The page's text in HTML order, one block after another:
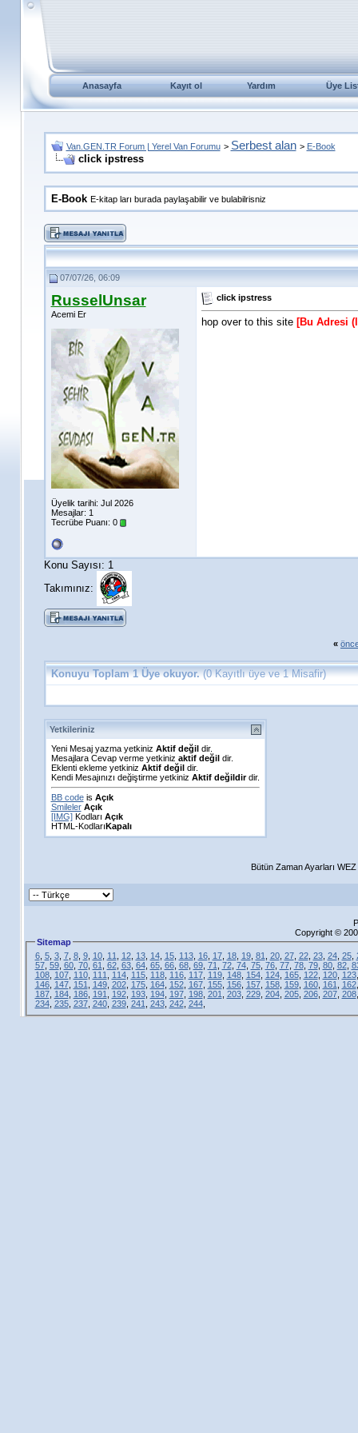
Anasayfa Kayıt ol Yardım Üye
Van.GEN.TR Forum | Yerel Van Forumu > Serbest alan > E-Book
click ipstress
E-Book E-kitap ları burada paylaşabilir ve bulabilrisniz
07/07/26, 06:09
RusselUnsar
Acemi Er
Üyelik tarihi: Jul 2026
Mesajlar: 1
Tecrübe Puanı: 0
click ipstress
hop over to this site [Bu Adresi
Konu Sayısı: 1
Takımınız:
«
Konuyu Toplam 1 Üye okuyor.(0 Kayıtlı üye ve 1 Misafir)
Yetkileriniz
Yeni Mesaj yazma yetkiniz Aktif değildir.
Mesajlara Cevap verme yetkiniz aktif değildir.
Eklenti ekleme yetkiniz Aktif değildir.
Kendi Mesajınızı değiştirme yetkiniz Aktif değildirdir.
BB codeis Açık
Smileler Açık
[IMG]Kodları Açık
HTML-KodlarıKapalı
Bütün Zaman Ayarları
Copyright ©
Sitemap
6, 5, 3, 7, 8, 9, 10, 11 12, 13, 14, 15, 113, 16, 17, 18, 19, 81 20, 27, 22, 23, 24, 25,
57, 59, 60, 70, 61 62, 63, 64, 65, 66, 68, 69, 71 72, 74, 75, 76, 77, 78, 79, 80, 82,
108, 107, 110, 111 114, 115, 118, 116, 117, 119, 148, 154, 124, 165, 122, 120, 123
146, 147, 151 149, 202, 175, 164, 152, 167, 155, 156, 157, 158, 159, 160, 161 162
187, 184, 186, 191 192, 193, 194, 197, 198, 201 203, 229, 204, 205, 206, 207, 208
234, 235, 237, 240, 239, 241 243, 242, 244,